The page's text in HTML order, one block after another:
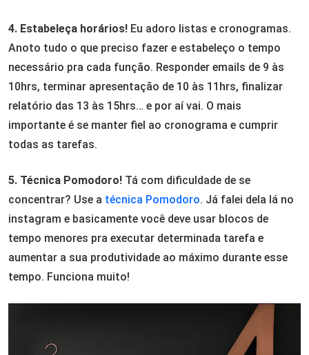
4. Estabeleça horários! Eu adoro listas e cronogramas.
Anoto tudo o que preciso fazer e estabeleço o tempo
necessário pra cada função. Responder emails de 9 às
10hrs, terminar apresentação de 10 às 11hrs, finalizar
relatório das 13 às 15hrs… e por aí vai. O mais
importante é se manter fiel ao cronograma e cumprir
todas as tarefas.
5. Técnica Pomodoro! Tá com dificuldade de se
concentrar? Use a técnica Pomodoro. Já falei dela lá no
instagram e basicamente você deve usar blocos de
tempo menores pra executar determinada tarefa e
aumentar a sua produtividade ao máximo durante esse
tempo. Funciona muito!